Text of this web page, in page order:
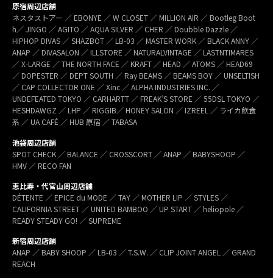
原宿周辺店舗
ネスタストアー ／ EBONYE ／ W CLOSET ／ MILLION AIR ／ Bootleg Boot
h／ JINGO ／ AGITO ／ AQUA SILVER ／ CHER ／ Doubble Dazzle ／
HIPHOP DIVAS ／ SHAZBOT ／ LB-03 ／ MASTER WORK ／ BLACK ANNY ／
ANAP ／ DIVASALON ／ ILLSTORE ／ NATURALVINTAGE ／ LASTNTIMARES
／ X-LARGE ／ THE NORTH FACE ／ KRAFT ／ HEAD ／ ATOMS ／ HEAD69
／ DOPESTER ／ DEPT SOUTH ／ Ray BEAMS ／ BEAMS BOY ／ UNSELTISH
／ CAP COLLECTOR ONE ／ Xinc ／ ALPHA INDUSTRIES INC. ／
UNDEFEATED TOKYO ／ CARHARTT ／ FREAK’S STORE ／ 55DSL TOKYO ／
HESHDAWGZ ／ LHP ／ RIGGIB／ HONEY SALON ／ IZREEL ／ ライカ飲食
系 ／ UA CAFÉ ／ HUB 原宿 ／ TABASA
池袋周辺店舗
SPOT CHECK ／ BALANCE ／ CROSSCORT ／ ANAP ／ BABYSHOOP ／
HMV ／ RECO FAN
恵比寿・代官山周辺店舗
DÉTENTE ／ EPICE du MODE ／ TAY ／ MOTHER LIP ／ STYLES ／
CALIFORNIA STREET ／ UNITED BAMBOO ／ UP START ／ heliopole ／
READY STEADY GO! ／ SUPREME
新宿周辺店舗
ANAP ／ BABY SHOOP ／ LB-03 ／ T.S.W. ／ CLIP JOINT ANGEL ／ GRAND
REACH